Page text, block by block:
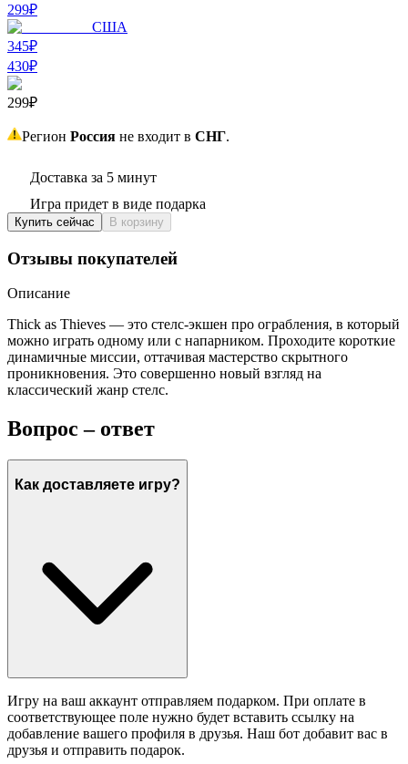
299₽
США
345₽
430₽
299₽
Регион Россия не входит в СНГ.
Доставка за 5 минут
Игра придет в виде подарка
Купить сейчас В корзину
Отзывы покупателей
Описание
Thick as Thieves — это стелс-экшен про ограбления, в который
можно играть одному или с напарником. Проходите короткие
динамичные миссии, оттачивая мастерство скрытного
проникновения. Это совершенно новый взгляд на
классический жанр стелс.
Вопрос – ответ
Как доставляете игру?
Игру на ваш аккаунт отправляем подарком. При оплате в
соответствующее поле нужно будет вставить ссылку на
добавление вашего профиля в друзья. Наш бот добавит вас в
друзья и отправить подарок.